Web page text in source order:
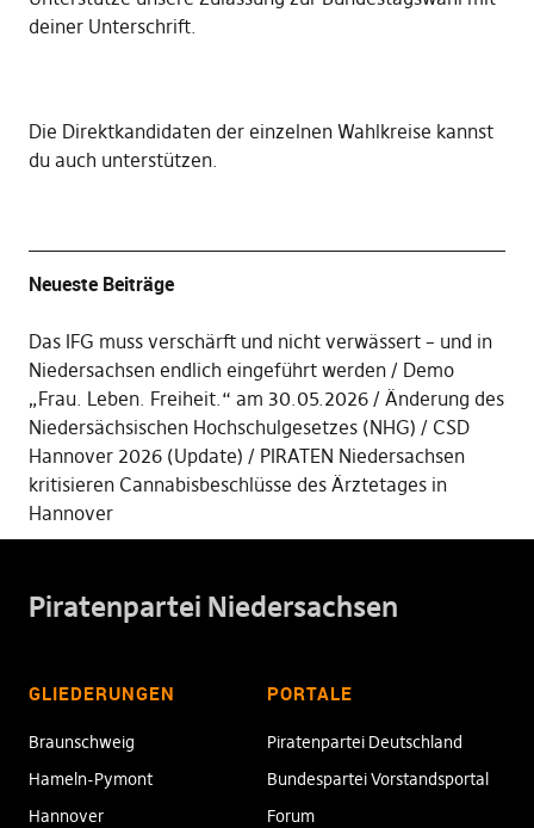
deiner Unterschrift.
Die Direktkandidaten der einzelnen Wahlkreise kannst
du auch unterstützen.
Neueste Beiträge
Das IFG muss verschärft und nicht verwässert – und in
Niedersachsen endlich eingeführt werden
Demo
„Frau. Leben. Freiheit.“ am 30.05.2026
Änderung des
Niedersächsischen Hochschulgesetzes (NHG)
CSD
Hannover 2026 (Update)
PIRATEN Niedersachsen
kritisieren Cannabisbeschlüsse des Ärztetages in
Hannover
Piratenpartei Niedersachsen
GLIEDERUNGEN
Braunschweig
Hameln-Pymont
Hannover
PORTALE
Piratenpartei Deutschland
Bundespartei Vorstandsportal
Forum